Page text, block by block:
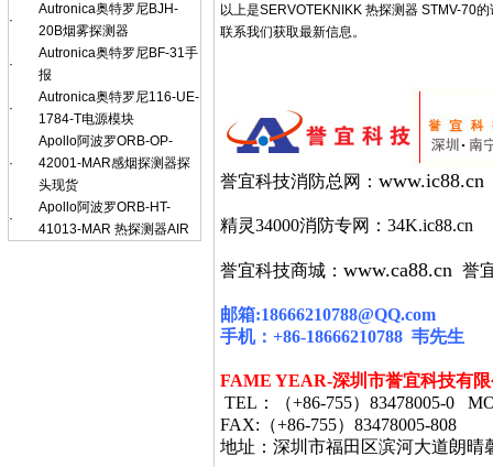
·
Autronica奥特罗尼BJH-
20B烟雾探测器
·
Autronica奥特罗尼BF-31手
报
·
Autronica奥特罗尼116-UE-
1784-T电源模块
·
Apollo阿波罗ORB-OP-
42001-MAR感烟探测器探
头现货
·
Apollo阿波罗ORB-HT-
41013-MAR 热探测器AIR
以上是SERVOTEKNIKK 热探测器 STMV-70
联系我们获取最新信息。
誉宜科技消防总网： www.ic88.cn
精灵34000消防专网：34K.ic88.cn
誉宜科技商城： www.ca88.cn 誉
邮箱:18666210788@QQ.com
手机： +86-18666210788 韦先生
FAME YEAR-深圳市誉宜科技有
TEL ：（+86-755） 83478005-0
FAX: （+86-755） 83478005-808
地址：深圳市福田区滨河大道朗晴